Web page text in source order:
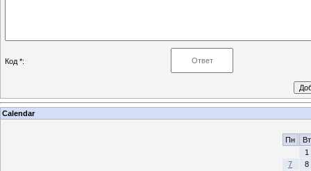
Код *:
Calendar
Пн
Вт
1
7
8